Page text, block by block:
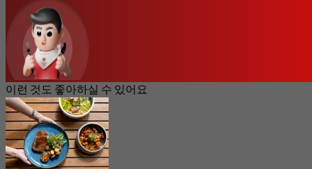
이런 것도 좋아하실 수 있어요